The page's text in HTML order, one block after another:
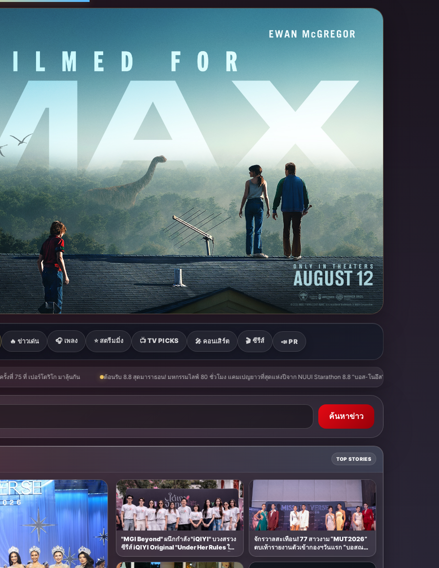
🔥 ข่าวเด่น 🎧 เพลง ⭐ สตรีมมิ่ง 📺 TV PICKS 🎤 คอนเสิร์ต 🎬 ซีรีส์ 📣 PR
ญยาวที่สุดแห่งปีจาก NUUI Starathon 8.8 “บอส-โนอึล” เปิดประเดิมเคะ-เมะ สุดเซอร์ไพร้ส์วันแรก ‘แมน มณีวรรณ’ ทุ่มสุดตัว แต่งหญิงครั้งแรก! ร้อง-เล่นเอ็มวี ‘หัวอก
ค้นหาข่าว
TOP STORIES
"MGI Beyond" ผนึกกำลัง "iQIYI" บวงสรวง
ซีรีส์ iQIYI Original "Under Her Rules ใต้
เงาจันทรา" เปิดเคมี "อุ้ม–มีนา" ประกบคู่ครั้ง
สำคัญ ชวนแฟนปักหมุดรอชม 17 ตุลาคม นี้
จักรวาลสะเทือน! 77 สาวงาม “MUT2026”
ตบเท้ารายงานตัวเข้ากองฯวันแรก “บอสณ
วัฒน์” แนะนางงามยุคใหม่ ต้องรู้จักวิธีหาแสง
และความพร้อมพิชิตมง 23 สิงหาคม นี้